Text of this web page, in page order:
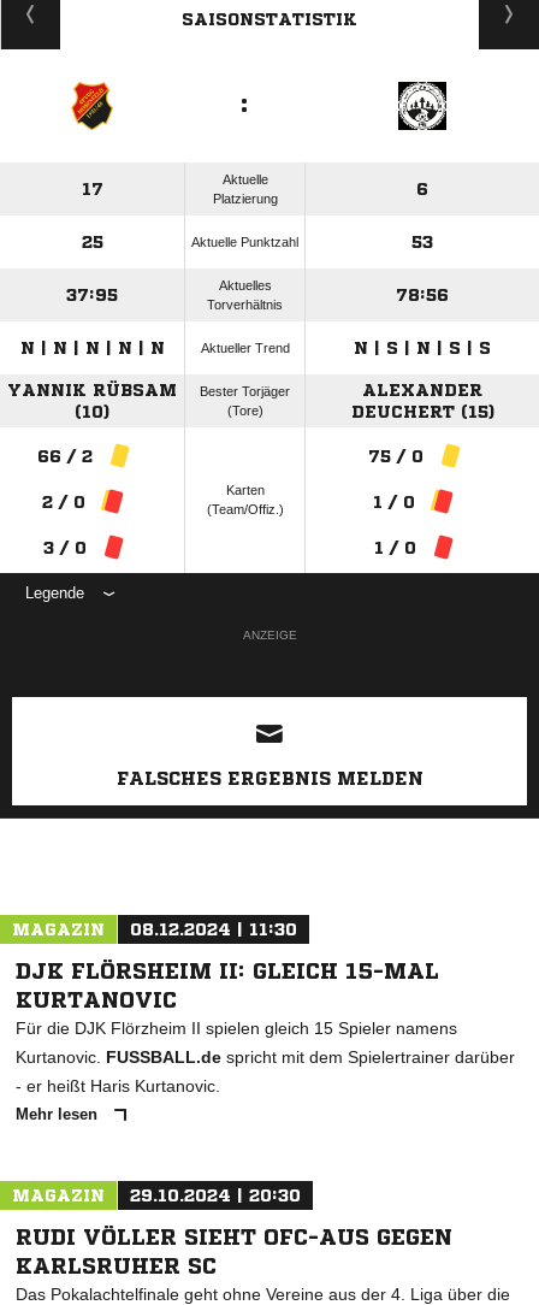
SAISONSTATISTIK
:
17
Aktuelle
Platzierung
6
25 Aktuelle Punktzahl 53
37:95
Aktuelles
Torverhältnis
78:56
N | N | N | N | N Aktueller Trend N | S | N | S | S
YANNIK RÜBSAM
(10)
Bester Torjäger
(Tore)
ALEXANDER
DEUCHERT (15)
66 / 2
2 / 0
3 / 0
Karten
(Team/Offiz.)
75 / 0
1 / 0
1 / 0
Legende
ANZEIGE
FALSCHES ERGEBNIS MELDEN
MAGAZIN 08.12.2024 | 11:30
DJK FLÖRSHEIM II: GLEICH 15-MAL
KURTANOVIC
Für die DJK Flörzheim II spielen gleich 15 Spieler namens
Kurtanovic. FUSSBALL.de spricht mit dem Spielertrainer darüber
- er heißt Haris Kurtanovic.
Mehr lesen
MAGAZIN 29.10.2024 | 20:30
RUDI VÖLLER SIEHT OFC-AUS GEGEN
KARLSRUHER SC
Das Pokalachtelfinale geht ohne Vereine aus der 4. Liga über die